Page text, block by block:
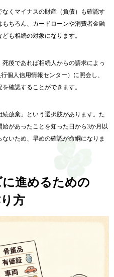
くマイナスの財産（負債）も確認す
ちろん、カードローンや消費者金融
も相続の対象になります。
後であれば相続人からの請求によっ
個人信用情報センター）に照会し、
確認することができます。
放棄」という選択肢があります。た
があったことを知った日から3か月以
いため、早めの確認が命綱になりま
進めるための
方